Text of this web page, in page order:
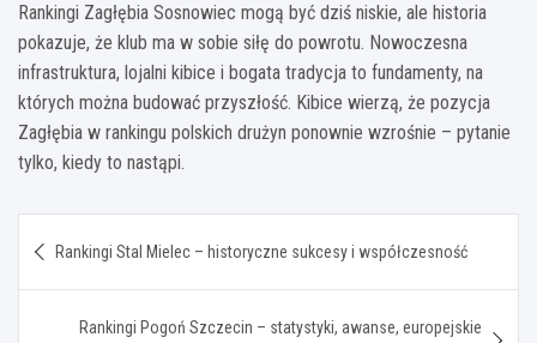
Rankingi Zagłębia Sosnowiec mogą być dziś niskie, ale historia
pokazuje, że klub ma w sobie siłę do powrotu. Nowoczesna
infrastruktura, lojalni kibice i bogata tradycja to fundamenty, na
których można budować przyszłość. Kibice wierzą, że pozycja
Zagłębia w rankingu polskich drużyn ponownie wzrośnie – pytanie
tylko, kiedy to nastąpi.
wpisu
Rankingi Stal Mielec – historyczne sukcesy i współczesność
Rankingi Pogoń Szczecin – statystyki, awanse, europejskie